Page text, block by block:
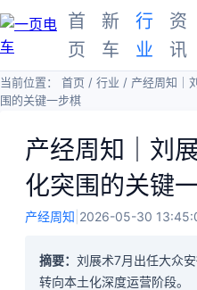
首
页
新
车
行
业
资
讯
当前位置： 首页 / 行业 / 产经周知｜
围的关键一步棋
产经周知｜刘
化突围的关键
产经周知 2026-05-30
摘要： 刘展术7月出任大众
转向本土化深度运营阶段。